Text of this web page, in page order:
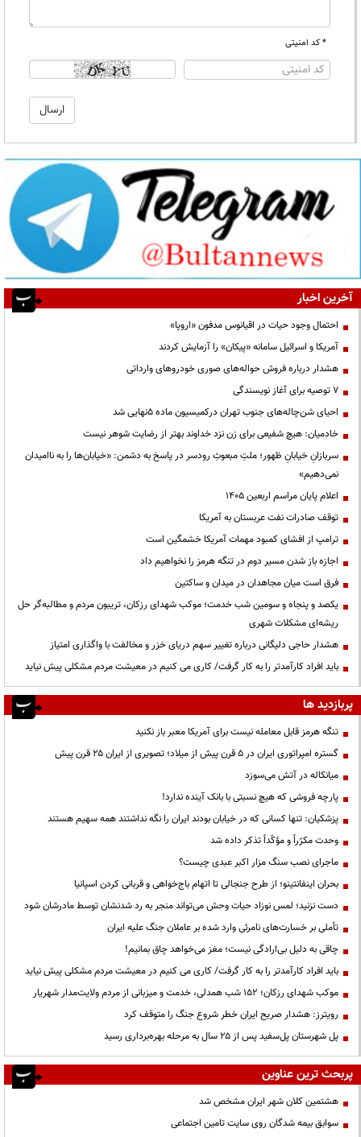
* کد امنیتی
آخرین اخبار
احتمال وجود حیات در اقیانوس مدفون «اروپا»
آمریکا و اسرائیل سامانه «پیکان» را آزمایش کردند
هشدار درباره فروش حواله‌های صوری خودروهای وارداتی
۷ توصیه برای آغاز نویسندگی
احیای شن‌چاله‌های جنوب تهران درکمیسیون ماده ۵نهایی شد
خادمیان: هیچ شفیعی برای زن نزد خداوند بهتر از رضایت شوهر نیست
سربازانِ خیابانِ ظهور؛ ملتِ مبعوثِ رودسر در پاسخ به دشمن: «خیابان‌ها را به ناامیدان
نمی‌دهیم»
اعلام پایان مراسم اربعین ۱۴۰۵
توقف صادرات نفت عربستان به آمریکا
ترامپ از افشای کمبود مهمات آمریکا خشمگین است
اجازه باز شدن مسیر دوم در تنگه هرمز را نخواهیم داد
فرق است میان مجاهدان در میدان و ساکتین
یکصد و پنجاه و سومین شب خدمت؛ موکب شهدای رزکان، تریبون مردم و مطالبه‌گر حل
ریشه‌ای مشکلات شهری
هشدار حاجی دلیگانی درباره تغییر سهم دریای خزر و مخالفت با واگذاری امتیاز
باید افراد کارآمدتر را به کار گرفت/ کاری می کنیم در معیشت مردم مشکلی پیش نیاید
پربازدید ها
تنگه هرمز قابل معامله نیست برای آمریکا معبر باز نکنید
گستره امپراتوری ایران در ۵ قرن پیش از میلاد؛ تصویری از ایران ۲۵ قرن پیش
میانکاله در آتش می‌سوزد
پارچه فروشی که هیچ نسبتی با بانک آینده ندارد!
پزشکیان: تنها کسانی که در خیابان بودند ایران را نگه نداشتند همه سهیم هستند
وحدت مکرّراً و مؤکّداً تذکر داده شد
ماجرای نصب سنگ مزار اکبر عبدی چیست؟
بحران اینفانتینو؛ از طرح جنجالی تا اتهام باج‌خواهی و قربانی کردن اسپانیا
دست نزنید؛ لمس نوزاد حیات وحش می‌تواند منجر به رد شدنشان توسط مادرشان شود
تأملی بر خسارت‌های نامرئی وارد شده بر عاملان جنگ علیه ایران
چاقی به دلیل بی‌ارادگی نیست؛ مغز می‌خواهد چاق بمانیم!
باید افراد کارآمدتر را به کار گرفت/ کاری می کنیم در معیشت مردم مشکلی پیش نیاید
موکب شهدای رزکان؛ ۱۵۲ شب همدلی، خدمت و میزبانی از مردم ولایت‌مدار شهریار
رویترز: هشدار صریح ایران خطر شروع جنگ را متوقف کرد
پل شهرستان پل‌سفید پس از ۲۵ سال به مرحله بهره‌برداری رسید
پربحث ترین عناوین
هشتمین کلان شهر ایران مشخص شد
سوابق بیمه شدگان روی سایت تامین اجتماعی